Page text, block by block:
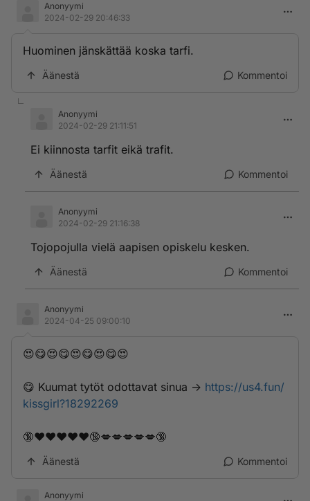
Anonyymi
2024-02-29 20:46:33
Huominen jänskättää koska tarfi.
Äänestä Kommentoi
Anonyymi
2024-02-29 21:11:51
Ei kiinnosta tarfit eikä trafit.
Äänestä Kommentoi
Anonyymi
2024-02-29 21:16:38
Tojopojulla vielä aapisen opiskelu kesken.
Äänestä Kommentoi
Anonyymi
2024-04-25 09:00:10
😍😋😍😋😍😋😍😋😍
😋 K­­u­u­m­­a­­t­­­ ­t­­y­t­ö­t­­ ­o­­­d­­­o­­t­­­t­­a­v­­­a­t­ ­­­s­­i­­n­­u­­a­­ -> https://us4.fun/
kissgirl?18292269
🔞❤️❤️❤️❤️❤️🔞💋💋💋💋💋🔞
Äänestä Kommentoi
Anonyymi